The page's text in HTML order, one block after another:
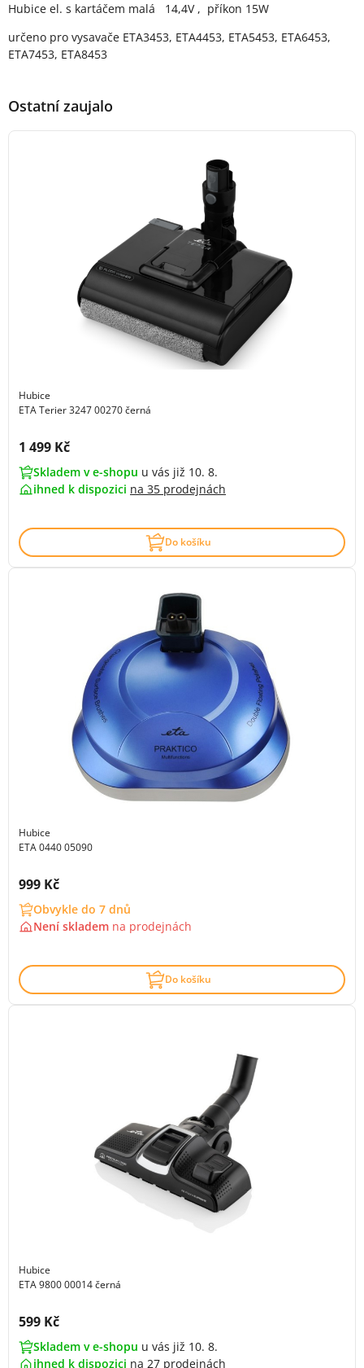
Hubice el. s kartáčem malá 14,4V , příkon 15W
určeno pro vysavače ETA3453, ETA4453, ETA5453, ETA6453,
ETA7453, ETA8453
Ostatní zaujalo
Hubice
ETA Terier 3247 00270 černá
Cena s DPH:
1 499 Kč
Skladem v e-shopu u vás již 10. 8.
ihned k dispozici na 35 prodejnách
Do košíku
Hubice
ETA 0440 05090
Cena s DPH:
999 Kč
Obvykle do 7 dnů
Není skladem na prodejnách
Do košíku
Hubice
ETA 9800 00014 černá
Cena s DPH:
599 Kč
Skladem v e-shopu u vás již 10. 8.
ihned k dispozici na 27 prodejnách